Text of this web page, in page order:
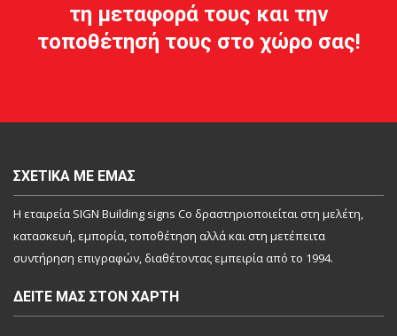
τη μεταφορά τους και την
τοποθέτησή τους στο χώρο σας!
ΣΧΕΤΙΚΆ ΜΕ ΕΜΆΣ
Η εταιρεία SIGN Building signs Co δραστηριοποιείται στη μελέτη,
κατασκευή, εμπορία, τοποθέτηση αλλά και στη μετέπειτα
συντήρηση επιγραφών, διαθέτοντας εμπειρία από το 1994.
ΔΕΊΤΕ ΜΑΣ ΣΤΟΝ ΧΆΡΤΗ